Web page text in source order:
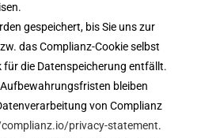
gespeichert, bis Sie uns zur
das Complianz-Cookie selbst
für die Datenspeicherung entfällt.
bleiben
von Complianz
privacy-statement.